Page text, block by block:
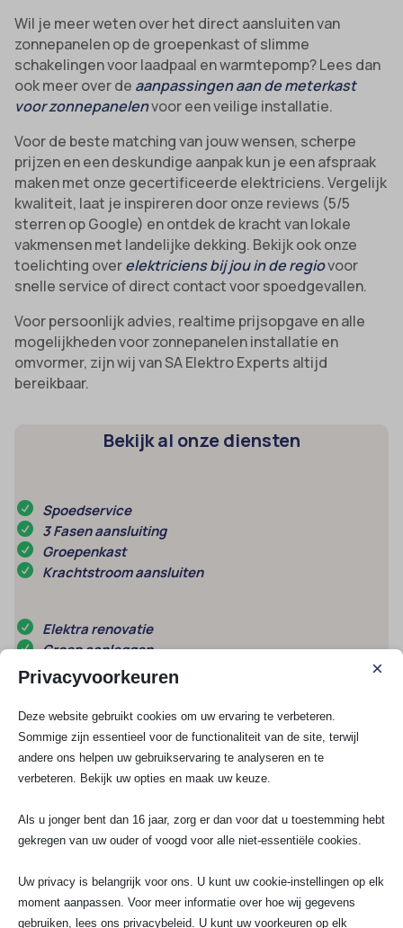
Wil je meer weten over het direct aansluiten van
zonnepanelen op de groepenkast of slimme
schakelingen voor laadpaal en warmtepomp? Lees dan
ook meer over de aanpassingen aan de meterkast
voor zonnepanelenvoor een veilige installatie.
Voor de beste matching van jouw wensen, scherpe
prijzen en een deskundige aanpak kun je een afspraak
maken met onze gecertificeerde elektriciens. Vergelijk
kwaliteit, laat je inspireren door onze reviews (5/5
sterren op Google) en ontdek de kracht van lokale
vakmensen met landelijke dekking. Bekijk ook onze
toelichting overelektriciens bij jou in de regiovoor
snelle service of direct contact voor spoedgevallen.
Voor persoonlijk advies, realtime prijsopgave en alle
mogelijkheden voor zonnepanelen installatie en
omvormer, zijn wij van SA Elektro Experts altijd
bereikbaar.
Bekijk al onze diensten
Spoedservice
3 Fasen aansluiting
Groepenkast
Krachtstroom aansluiten
Elektra renovatie
Groep aanleggen
Kookgroep aansluiten
Stopcontact aansluiten
Schakelmateriaal
UTP / COAX
Lampen installeren
Meterkast vervangen
Wat is het verschil tussen een string-
Privacyvoorkeuren ×
Deze website gebruikt cookies om uw ervaring te verbeteren.
Sommige zijn essentieel voor de functionaliteit van de site, terwijl
andere ons helpen uw gebruikservaring te analyseren en te
verbeteren. Bekijk uw opties en maak uw keuze.
Als u jonger bent dan 16 jaar, zorg er dan voor dat u toestemming hebt
gekregen van uw ouder of voogd voor alle niet-essentiële cookies.
Uw privacy is belangrijk voor ons. U kunt uw cookie-instellingen op elk
moment aanpassen. Voor meer informatie over hoe wij gegevens
gebruiken, lees ons privacybeleid. U kunt uw voorkeuren op elk